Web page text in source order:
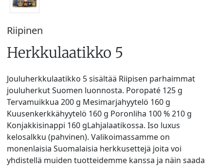
Riipinen
Herkkulaatikko 5
Jouluherkkulaatikko 5 sisältää Riipisen parhaimmat
jouluherkut Suomen luonnosta. Poropaté 125 g
Tervamuikkua 200 g Mesimarjahyytelö 160 g
Kuusenkerkkähyytelö 160 g Poronliha 100 % 210 g
Konjakkisinappi 160 gLahjalaatikossa. Iso luxus
kelosalkku (pahvinen). Valikoimassamme on
monenlaisia Suomalaisia herkkusettejä joita voi
yhdistellä muiden tuotteidemme kanssa ja näin saada